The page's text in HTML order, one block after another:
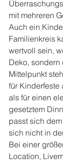
mit mehreren
Auch ein
Familienkreis
wertvoll sein,
Deko, sondern
Mittelpunkt
für Kinderfeste
als für einen
gesetztem
passt sich
sich nicht in
Bei einer
Location,